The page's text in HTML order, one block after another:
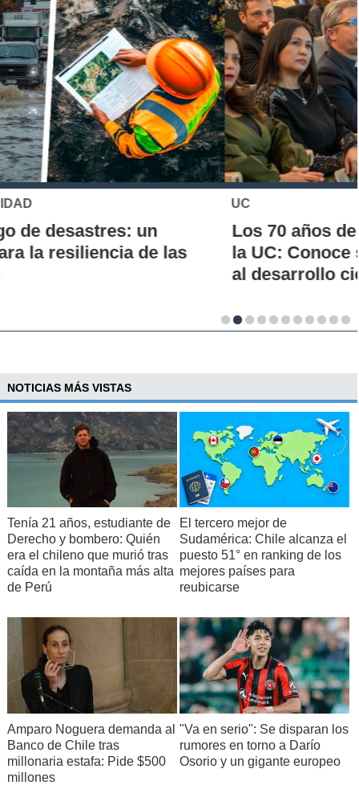
UC
Los 70 años de la Carrera de Química de
la UC: Conoce su historia, hitos y aporte
al desarrollo científico del país
NOTICIAS MÁS VISTAS
Tenía 21 años, estudiante de
Derecho y bombero: Quién
era el chileno que murió tras
caída en la montaña más alta
de Perú
El tercero mejor de
Sudamérica: Chile alcanza el
puesto 51° en ranking de los
mejores países para
reubicarse
Amparo Noguera demanda al
Banco de Chile tras
millonaria estafa: Pide $500
millones
"Va en serio": Se disparan los
rumores en torno a Darío
Osorio y un gigante europeo